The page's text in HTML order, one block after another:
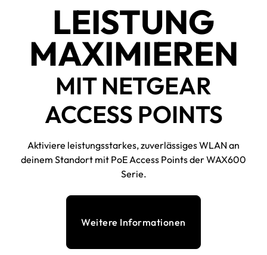
LEISTUNG
MAXIMIEREN
MIT NETGEAR
ACCESS POINTS
Aktiviere leistungsstarkes, zuverlässiges WLAN an
deinem Standort mit PoE Access Points der WAX600
Serie.
Weitere Informationen